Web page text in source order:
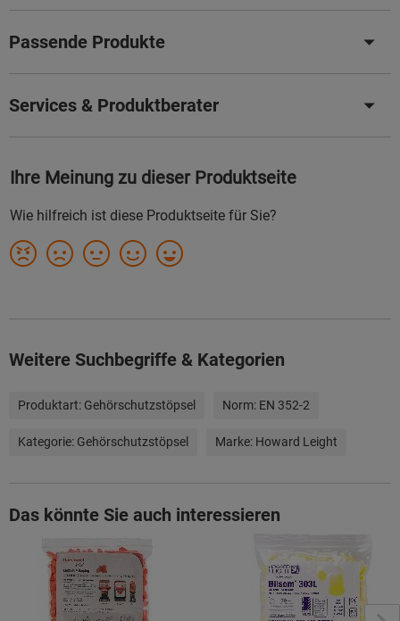
Passende Produkte
Services & Produktberater
Weitere Suchbegriffe & Kategorien
Produktart: Gehörschutzstöpsel Norm: EN 352-2
Kategorie: Gehörschutzstöpsel Marke: Howard Leight
Das könnte Sie auch interessieren